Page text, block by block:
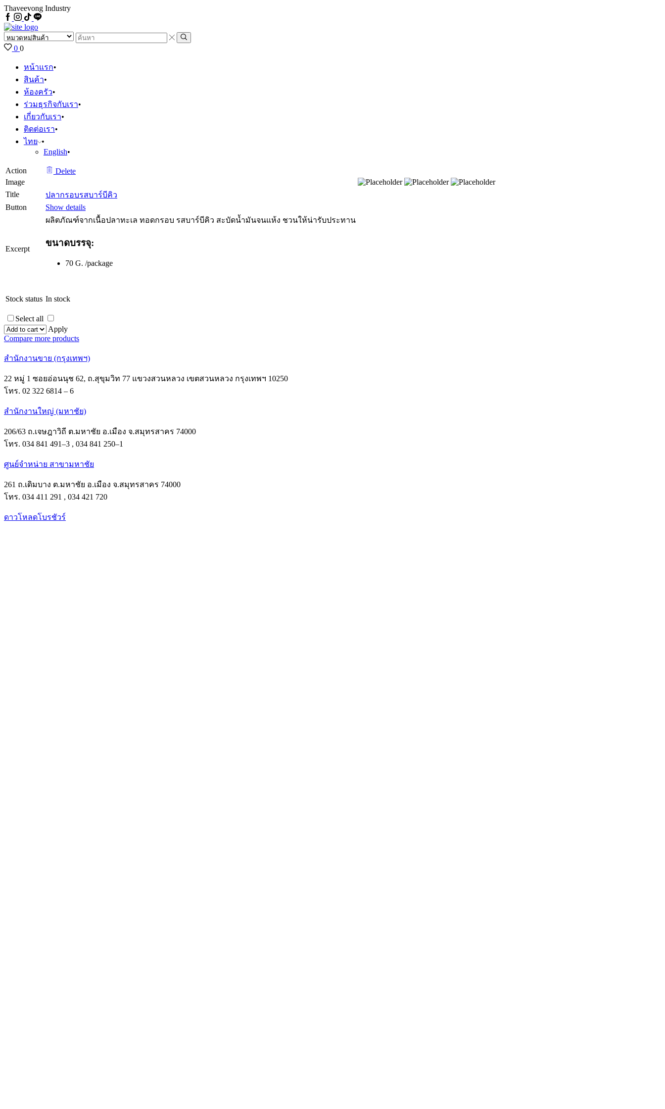
Thaveevong Industry
Facebook
IG Tiktok
Line
Search
input
Search
0 0
หน้าแรก
สินค้า
ห้องครัว
ร่วมธุรกิจกับเรา
เกี่ยวกับเรา
ติดต่อเรา
ไทย
English
Action
Delete
Image
Title
ปลากรอบรสบาร์บีคิว
Button
Show details
Excerpt
ผลิตภัณฑ์จากเนื้อปลาทะเล ทอดกรอบ รสบาร์บีคิว สะบัดน้ำมันจนแห้ง ชวนให้น่ารับประทาน
ขนาดบรรจุ:
70 G. /package
Stock status In stock
Select all
Apply
Compare more products
สำนักงานขาย (กรุงเทพฯ)
22 หมู่ 1 ซอยอ่อนนุช 62, ถ.สุขุมวิท 77 แขวงสวนหลวง เขตสวนหลวง กรุงเทพฯ 10250
โทร. 02 322 6814 – 6
สำนักงานใหญ่ (มหาชัย)
206/63 ถ.เจษฎาวิถี ต.มหาชัย อ.เมือง จ.สมุทรสาคร 74000
โทร. 034 841 491–3 , 034 841 250–1
ศูนย์จำหน่าย สาขามหาชัย
261 ถ.เดิมบาง ต.มหาชัย อ.เมือง จ.สมุทรสาคร 74000
โทร. 034 411 291 , 034 421 720
ดาวโหลดโบรชัวร์